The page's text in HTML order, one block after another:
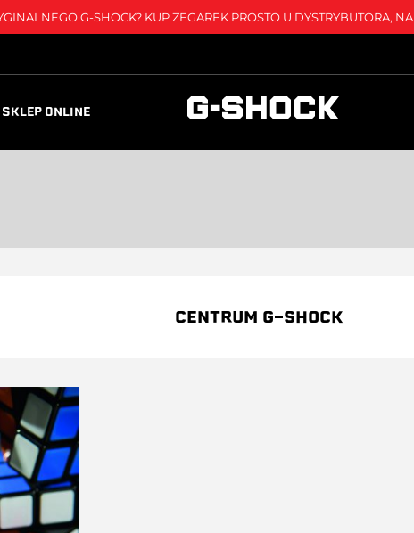
G-SHOCK? KUP ZEGAREK PROSTO U DYSTRYBUTORA, NA
SKLEP ONLINE
CENTRUM G-SHOCK